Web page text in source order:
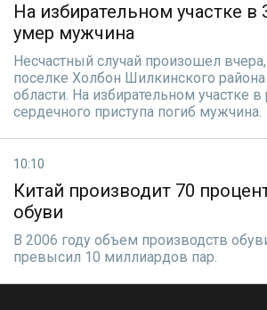
На избирательном участке в
умер мужчина
Несчастный случай произошел
поселке Холбон Шилкинского
области. На избирательном участке в
сердечного приступа погиб мужчина.
10:10
Китай производит 70
обуви
В 2006 году объем производств
превысил 10 миллиардов пар.